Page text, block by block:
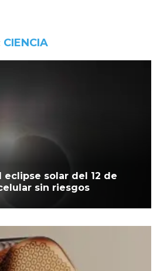
CIENCIA
eclipse solar del 12 de
sin riesgos